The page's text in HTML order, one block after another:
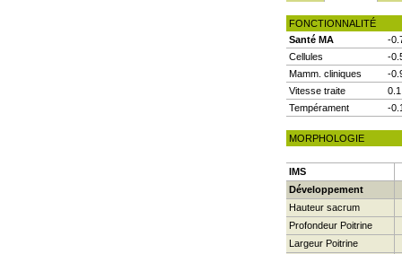
FONCTIONNALITÉ
Santé MA
-
Cellules
-
Mamm. cliniques
-
Vitesse traite
0.1
Tempérament
-
MORPHOLOGIE
IMS
Développement
Hauteur sacrum
Profondeur Poitrine
Largeur Poitrine